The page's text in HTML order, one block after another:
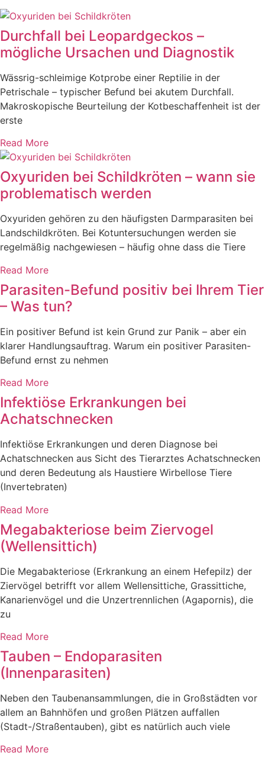
Durchfall bei Leopardgeckos –
mögliche Ursachen und Diagnostik
Wässrig-schleimige Kotprobe einer Reptilie in der
Petrischale – typischer Befund bei akutem Durchfall.
Makroskopische Beurteilung der Kotbeschaffenheit ist der
erste
Read More
Oxyuriden bei Schildkröten – wann sie
problematisch werden
Oxyuriden gehören zu den häufigsten Darmparasiten bei
Landschildkröten. Bei Kotuntersuchungen werden sie
regelmäßig nachgewiesen – häufig ohne dass die Tiere
Read More
Parasiten-Befund positiv bei Ihrem Tier
– Was tun?
Ein positiver Befund ist kein Grund zur Panik – aber ein
klarer Handlungsauftrag. Warum ein positiver Parasiten-
Befund ernst zu nehmen
Read More
Infektiöse Erkrankungen bei
Achatschnecken
Infektiöse Erkrankungen und deren Diagnose bei
Achatschnecken aus Sicht des Tierarztes Achatschnecken
und deren Bedeutung als Haustiere Wirbellose Tiere
(Invertebraten)
Read More
Megabakteriose beim Ziervogel
(Wellensittich)
Die Megabakteriose (Erkrankung an einem Hefepilz) der
Ziervögel betrifft vor allem Wellensittiche, Grassittiche,
Kanarienvögel und die Unzertrennlichen (Agapornis), die
zu
Read More
Tauben – Endoparasiten
(Innenparasiten)
Neben den Taubenansammlungen, die in Großstädten vor
allem an Bahnhöfen und großen Plätzen auffallen
(Stadt-/Straßentauben), gibt es natürlich auch viele
Read More